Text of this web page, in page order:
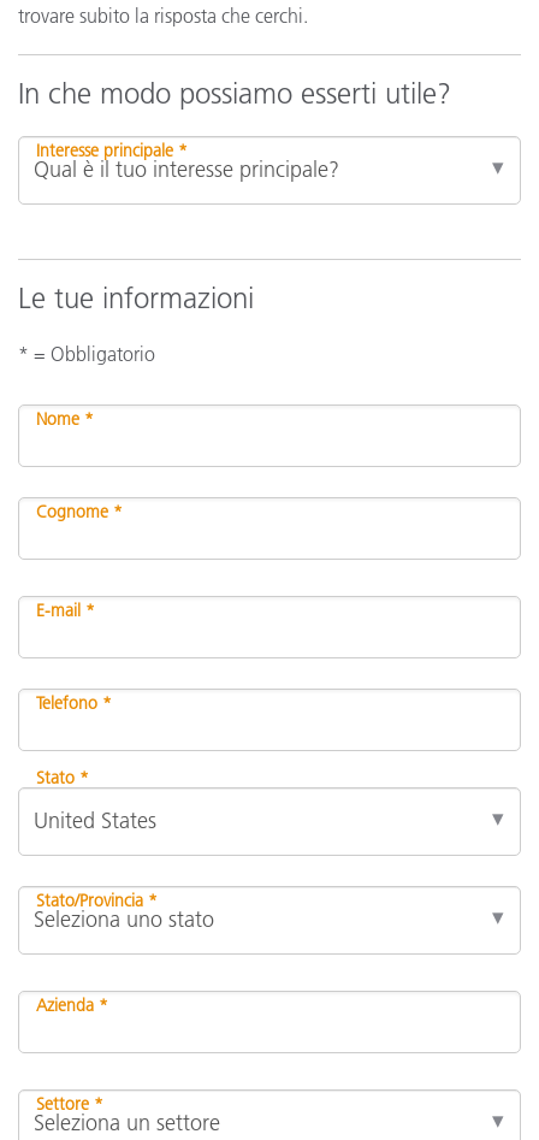
trovare subito la risposta che cerchi.
In che modo possiamo esserti utile?
Interesse principale *
Le tue informazioni
* = Obbligatorio
Nome *
Cognome *
E-mail *
Telefono *
Stato *
Stato/Provincia *
Azienda *
Settore *